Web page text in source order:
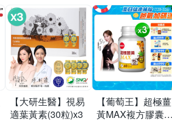
【大研生醫】視易
適葉黃素(30粒)x3
【葡萄王】超極薑
黃MAX複方膠囊